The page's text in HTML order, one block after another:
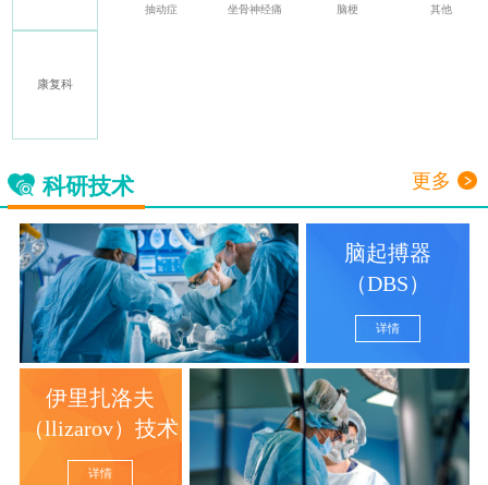
康复科
抽动症 坐骨神经痛 脑梗 其他
科研技术 更多
脑起搏器
（DBS）
详情
伊里扎洛夫
（llizarov）技术
详情